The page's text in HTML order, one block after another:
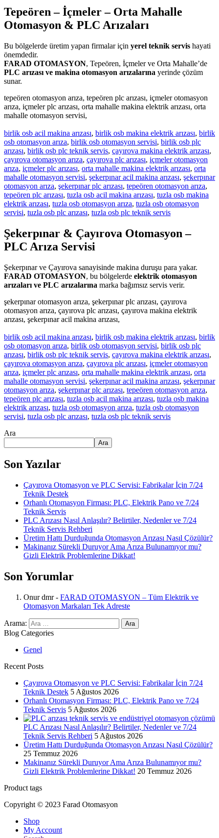
Tepeören – İçmeler – Orta Mahalle
Otomasyon & PLC Arızaları
Bu bölgelerde üretim yapan firmalar için yerel teknik servis hayati
önemdedir.
FARAD OTOMASYON, Tepeören, İçmeler ve Orta Mahalle’de
PLC arızası ve makina otomasyon arızalarına yerinde çözüm
sunar.
tepeören otomasyon arıza, tepeören plc arızası, içmeler otomasyon
arıza, içmeler plc arızası, orta mahalle makina elektrik arızası, orta
mahalle otomasyon servisi,
birlik osb acil makina arızası, birlik osb makina elektrik arızası, birlik
osb otomasyon arıza, birlik osb otomasyon servisi, birlik osb plc
arızası, birlik osb plc teknik servis, çayırova makina elektrik arızası,
çayırova otomasyon arıza, çayırova plc arızası, içmeler otomasyon
arıza, içmeler plc arızası, orta mahalle makina elektrik arızası, orta
mahalle otomasyon servisi, şekerpınar acil makina arızası, şekerpınar
otomasyon arıza, şekerpınar plc arızası, tepeören otomasyon arıza,
tepeören plc arızası, tuzla osb acil makina arızası, tuzla osb makina
elektrik arızası, tuzla osb otomasyon arıza, tuzla osb otomasyon
servisi, tuzla osb plc arızası, tuzla osb plc teknik servis
Şekerpınar & Çayırova Otomasyon –
PLC Arıza Servisi
Şekerpınar ve Çayırova sanayisinde makina duruşu para yakar.
FARAD OTOMASYON, bu bölgelerde elektrik otomasyon
arızaları ve PLC arızalarına marka bağımsız servis verir.
şekerpınar otomasyon arıza, şekerpınar plc arızası, çayırova
otomasyon arıza, çayırova plc arızası, çayırova makina elektrik
arızası, şekerpınar acil makina arızası,
birlik osb acil makina arızası, birlik osb makina elektrik arızası, birlik
osb otomasyon arıza, birlik osb otomasyon servisi, birlik osb plc
arızası, birlik osb plc teknik servis, çayırova makina elektrik arızası,
çayırova otomasyon arıza, çayırova plc arızası, içmeler otomasyon
arıza, içmeler plc arızası, orta mahalle makina elektrik arızası, orta
mahalle otomasyon servisi, şekerpınar acil makina arızası, şekerpınar
otomasyon arıza, şekerpınar plc arızası, tepeören otomasyon arıza,
tepeören plc arızası, tuzla osb acil makina arızası, tuzla osb makina
elektrik arızası, tuzla osb otomasyon arıza, tuzla osb otomasyon
servisi, tuzla osb plc arızası, tuzla osb plc teknik servis
Ara
Ara
Son Yazılar
Çayırova Otomasyon ve PLC Servisi: Fabrikalar İçin 7/24
Teknik Destek
Orhanlı Otomasyon Firması: PLC, Elektrik Pano ve 7/24
Teknik Servis
PLC Arızası Nasıl Anlaşılır? Belirtiler, Nedenler ve 7/24
Teknik Servis Rehberi
Üretim Hattı Durduğunda Otomasyon Arızası Nasıl Çözülür?
Makinanız Sürekli Duruyor Ama Arıza Bulunamıyor mu?
Gizli Elektrik Problemlerine Dikkat!
Son Yorumlar
Onur dmr- FARAD OTOMASYON – Tüm Elektrik ve
Otomasyon Markaları Tek Adreste
Arama:
Blog Categories
Genel
Recent Posts
Çayırova Otomasyon ve PLC Servisi: Fabrikalar İçin 7/24
Teknik Destek 5 Ağustos 2026
Orhanlı Otomasyon Firması: PLC, Elektrik Pano ve 7/24
Teknik Servis 5 Ağustos 2026
PLC Arızası Nasıl Anlaşılır? Belirtiler, Nedenler ve 7/24
Teknik Servis Rehberi 5 Ağustos 2026
Üretim Hattı Durduğunda Otomasyon Arızası Nasıl Çözülür?
25 Temmuz 2026
Makinanız Sürekli Duruyor Ama Arıza Bulunamıyor mu?
Gizli Elektrik Problemlerine Dikkat! 20 Temmuz 2026
Product tags
Copyright © 2023 Farad Otomasyon
Shop
My Account